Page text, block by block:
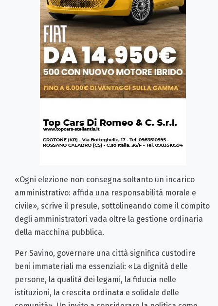
«Ogni elezione non consegna soltanto un incarico
amministrativo: affida una responsabilità morale e
civile», scrive il presule, sottolineando come il compito
degli amministratori vada oltre la gestione ordinaria
della macchina pubblica.
Per Savino, governare una città significa custodire
beni immateriali ma essenziali: «La dignità delle
persone, la qualità dei legami, la fiducia nelle
istituzioni, la crescita ordinata e solidale delle